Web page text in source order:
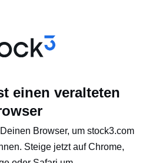
einen veralteten
Browser, um stock3.com
Steige jetzt auf Chrome,